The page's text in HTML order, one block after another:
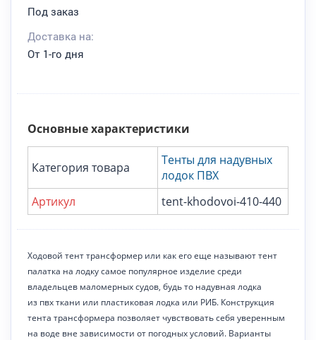
Под заказ
Доставка на:
От 1-го дня
Основные характеристики
Категория товара
Тенты для надувных
лодок ПВХ
Артикул
tent-khodovoi-410-440
Ходовой тент трансформер или как его еще называют тент
палатка на лодку самое популярное изделие среди
владельцев маломерных судов, будь то надувная лодка
из пвх ткани или пластиковая лодка или РИБ. Конструкция
тента трансформера позволяет чувствовать себя уверенным
на воде вне зависимости от погодных условий. Варианты